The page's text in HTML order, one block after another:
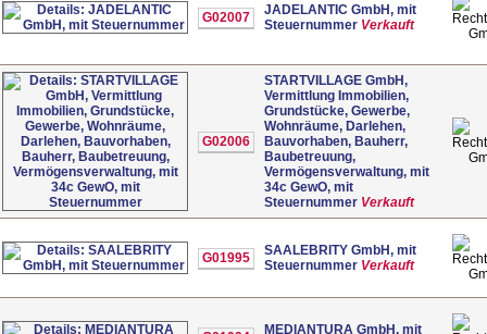
G02007
JADELANTIC GmbH, mit
Steuernummer Verkauft
G02006
STARTVILLAGE GmbH,
Vermittlung Immobilien,
Grundstücke, Gewerbe,
Wohnräume, Darlehen,
Bauvorhaben, Bauherr,
Baubetreuung,
Vermögensverwaltung, mit
34c GewO, mit
Steuernummer Verkauft
G01995
SAALEBRITY GmbH, mit
Steuernummer Verkauft
MEDIANTURA GmbH, mit